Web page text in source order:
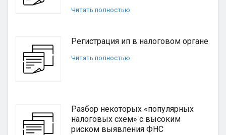
Читать полностью
Регистрация ип в налоговом органе
Читать полностью
Разбор некоторых «популярных
налоговых схем» с высоким
риском выявления ФНС